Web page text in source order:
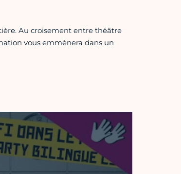
Au croisement entre théâtre
vous emmènera dans un